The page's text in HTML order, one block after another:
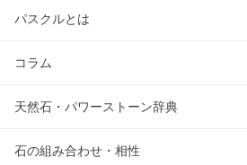
パスクルとは
コラム
天然石・パワーストーン辞典
石の組み合わせ・相性